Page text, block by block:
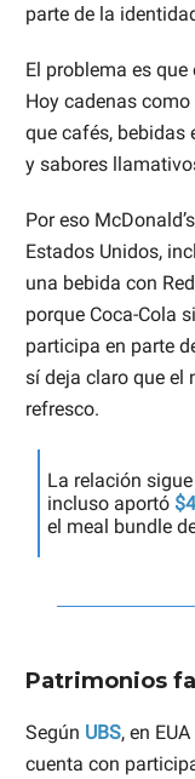
parte de la
El problema es
Hoy cadenas
que cafés, bebidas
y sabores
Por eso
Estados Unidos,
una bebida con
porque Coca-Cola
participa en parte
sí deja claro que el
refresco.
La relación
incluso aportó
el meal bundle
Patrimonios
Según UBS, en
cuenta con